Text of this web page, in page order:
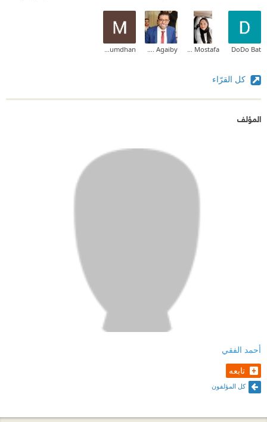
DoDo Bat
كل القرّاء
المؤلف
أحمد الفقي
تابعه
كل المؤلفون